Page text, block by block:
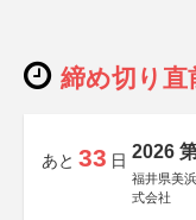
締め切り直
あと 33 日 2026
福井県美
式会社